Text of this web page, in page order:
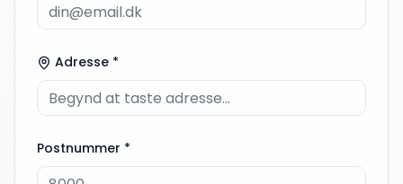
Adresse *
Postnummer *